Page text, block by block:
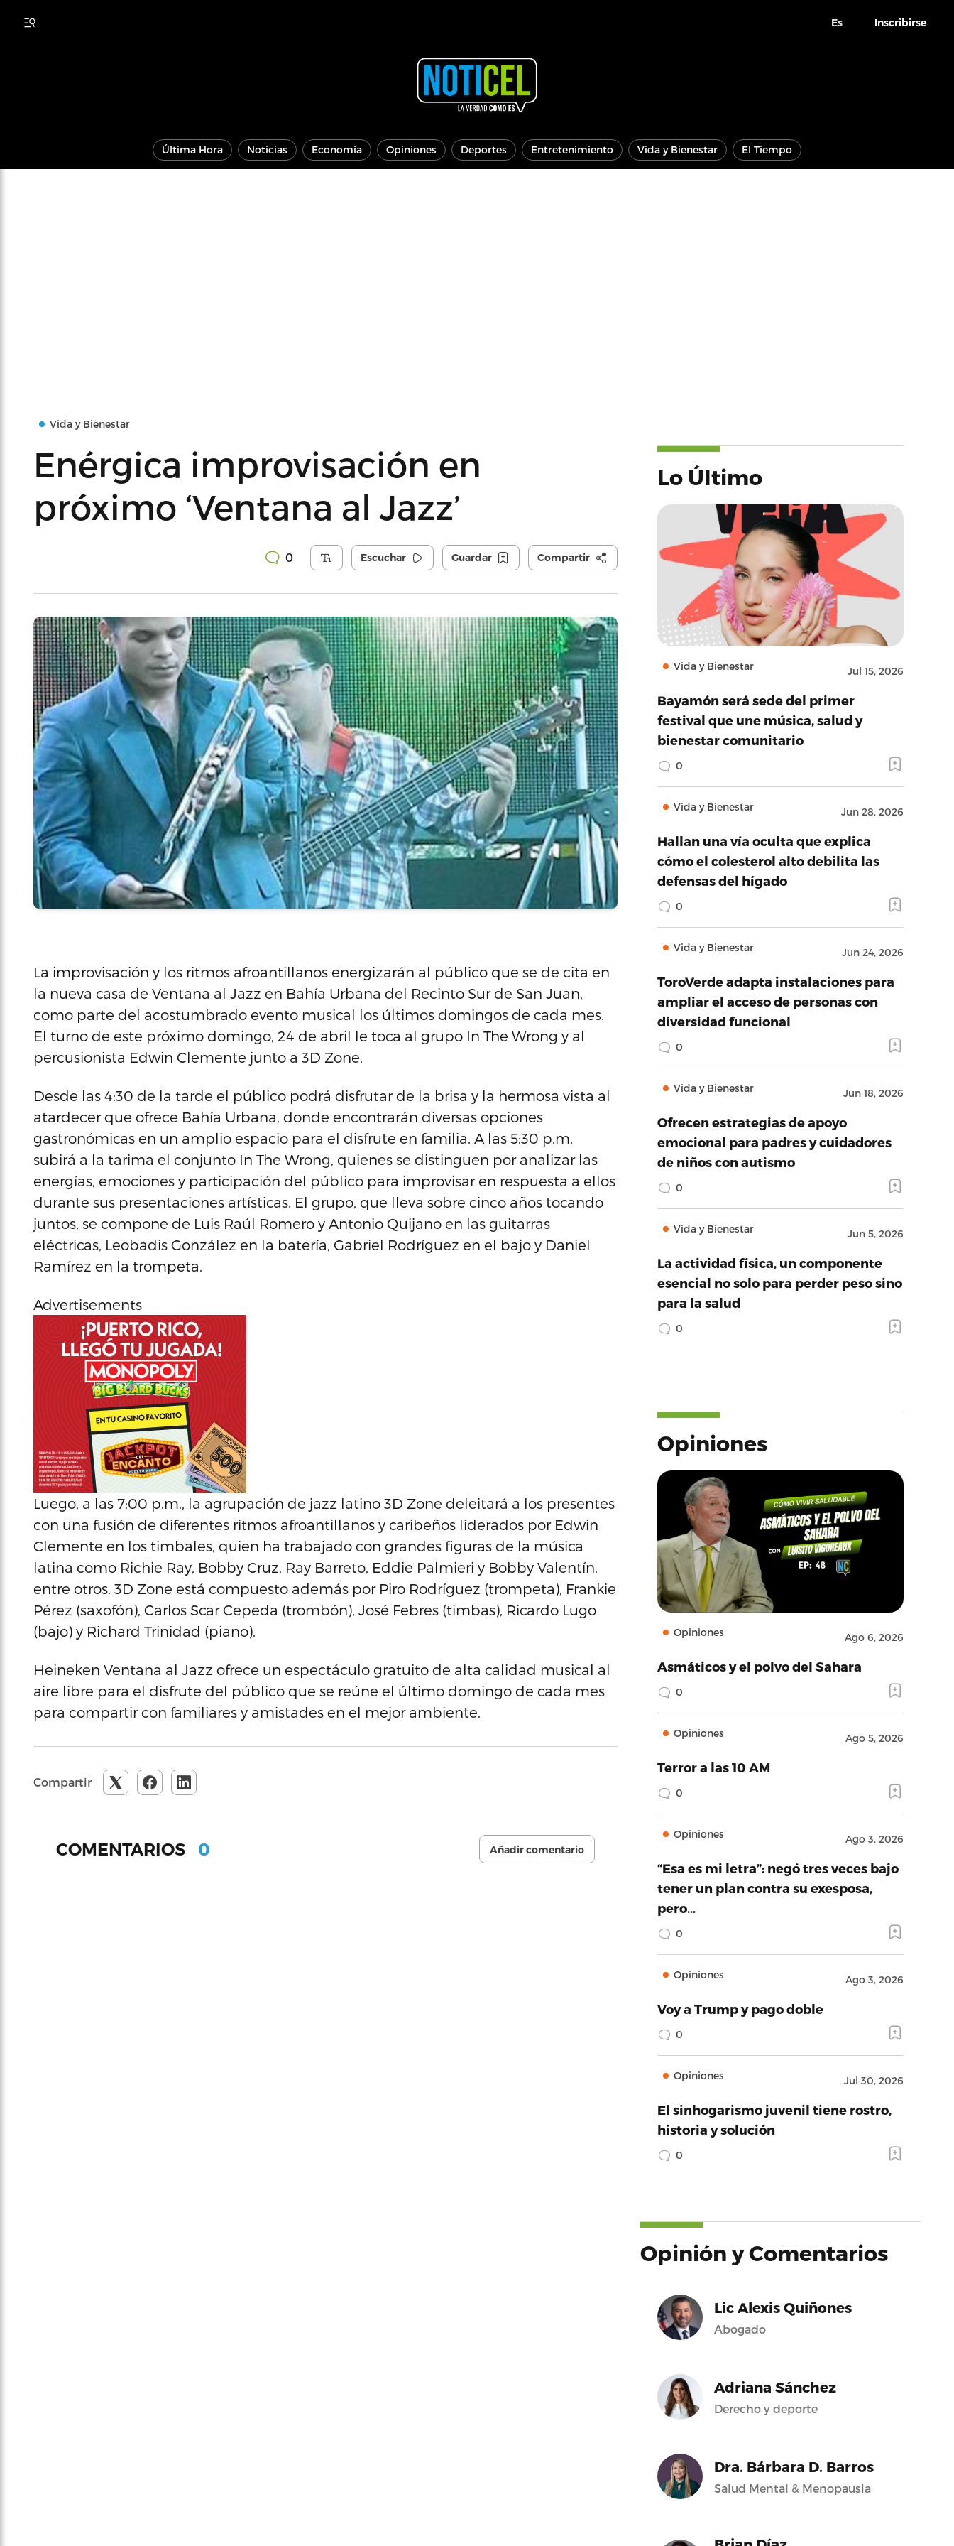
Es Inscribirse
Última Hora Noticias Economía Opiniones Deportes Entretenimiento Vida y Bienestar El Tiempo
Vida y Bienestar
Enérgica improvisación en
próximo ‘Ventana al Jazz’
0 Escuchar Guardar Compartir
La improvisación y los ritmos afroantillanos energizarán al público que se de cita en
la nueva casa de Ventana al Jazz en Bahía Urbana del Recinto Sur de San Juan,
como parte del acostumbrado evento musical los últimos domingos de cada mes.
El turno de este próximo domingo, 24 de abril le toca al grupo In The Wrong y al
percusionista Edwin Clemente junto a 3D Zone.
Desde las 4:30 de la tarde el público podrá disfrutar de la brisa y la hermosa vista al
atardecer que ofrece Bahía Urbana, donde encontrarán diversas opciones
gastronómicas en un amplio espacio para el disfrute en familia. A las 5:30 p.m.
subirá a la tarima el conjunto In The Wrong, quienes se distinguen por analizar las
energías, emociones y participación del público para improvisar en respuesta a ellos
durante sus presentaciones artísticas. El grupo, que lleva sobre cinco años tocando
juntos, se compone de Luis Raúl Romero y Antonio Quijano en las guitarras
eléctricas, Leobadis González en la batería, Gabriel Rodríguez en el bajo y Daniel
Ramírez en la trompeta.
Advertisements
Luego, a las 7:00 p.m., la agrupación de jazz latino 3D Zone deleitará a los presentes
con una fusión de diferentes ritmos afroantillanos y caribeños liderados por Edwin
Clemente en los timbales, quien ha trabajado con grandes figuras de la música
latina como Richie Ray, Bobby Cruz, Ray Barreto, Eddie Palmieri y Bobby Valentín,
entre otros. 3D Zone está compuesto además por Piro Rodríguez (trompeta), Frankie
Pérez (saxofón), Carlos Scar Cepeda (trombón), José Febres (timbas), Ricardo Lugo
(bajo) y Richard Trinidad (piano).
Heineken Ventana al Jazz ofrece un espectáculo gratuito de alta calidad musical al
aire libre para el disfrute del público que se reúne el último domingo de cada mes
para compartir con familiares y amistades en el mejor ambiente.
Compartir
COMENTARIOS 0 Añadir comentario
Lo Último
Vida y Bienestar Jul 15, 2026
Bayamón será sede del primer
festival que une música, salud y
bienestar comunitario
0
Vida y Bienestar Jun 28, 2026
Hallan una vía oculta que explica
cómo el colesterol alto debilita las
defensas del hígado
0
Vida y Bienestar Jun 24, 2026
ToroVerde adapta instalaciones para
ampliar el acceso de personas con
diversidad funcional
0
Vida y Bienestar Jun 18, 2026
Ofrecen estrategias de apoyo
emocional para padres y cuidadores
de niños con autismo
0
Vida y Bienestar Jun 5, 2026
La actividad física, un componente
esencial no solo para perder peso sino
para la salud
0
Opiniones
Opiniones Ago 6, 2026
Asmáticos y el polvo del Sahara
0
Opiniones Ago 5, 2026
Terror a las 10 AM
0
Opiniones Ago 3, 2026
“Esa es mi letra”: negó tres veces bajo
tener un plan contra su exesposa,
pero…
0
Opiniones Ago 3, 2026
Voy a Trump y pago doble
0
Opiniones Jul 30, 2026
El sinhogarismo juvenil tiene rostro,
historia y solución
0
Opinión y Comentarios
Lic Alexis Quiñones
Abogado
Adriana Sánchez
Derecho y deporte
Dra. Bárbara D. Barros
Salud Mental & Menopausia